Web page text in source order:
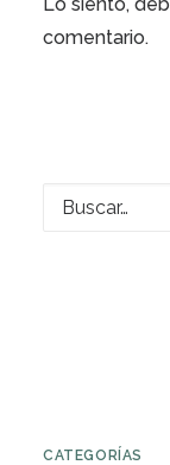
comentario.
CATEGORÍAS